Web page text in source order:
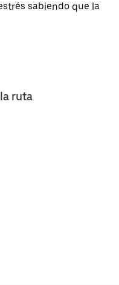
sabiendo que la
ruta